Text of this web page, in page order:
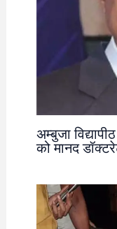
अम्बुजा
को मानद